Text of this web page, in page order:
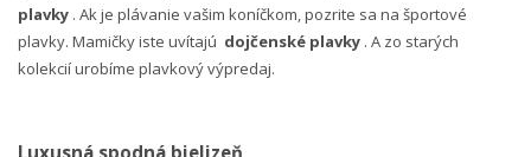
plavky . Ak je plávanie vašim koníčkom, pozrite sa na športové
plavky. Mamičky iste uvítajú dojčenské plavky . A zo starých
kolekcií urobíme plavkový výpredaj.
Luxusná spodná bielizeň